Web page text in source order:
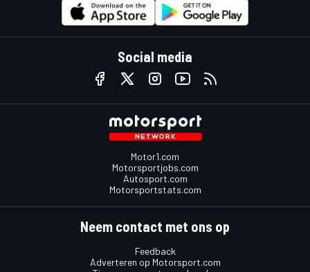
Social media
Motor1.com
Motorsportjobs.com
Autosport.com
Motorsportstats.com
Neem contact met ons op
Feedback
Adverteren op Motorsport.com